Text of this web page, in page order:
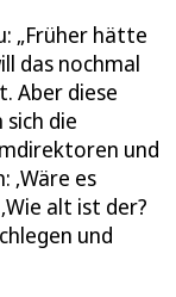
„Früher hätte
das nochmal
Aber diese
die
und
es
alt ist der?
und